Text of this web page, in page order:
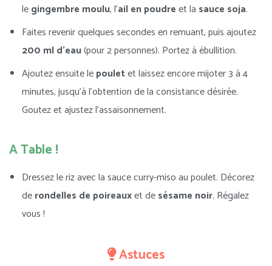
legingembre moulu, l’ail en poudreet la sauce soja.
Faites revenir quelques secondes en remuant, puis ajoutez
200 ml d’eau(pour 2 personnes). Portez à ébullition.
Ajoutez ensuite lepouletet laissez encore mijoter 3 à 4
minutes, jusqu’à l’obtention de la consistance désirée.
Goutez et ajustez l’assaisonnement.
A Table !
Dressez le riz avec la sauce curry-miso au poulet. Décorez
derondelles de poireauxet desésame noir. Régalez
vous !
Astuces